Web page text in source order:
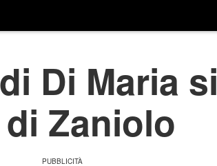
Di Maria si
Zaniolo